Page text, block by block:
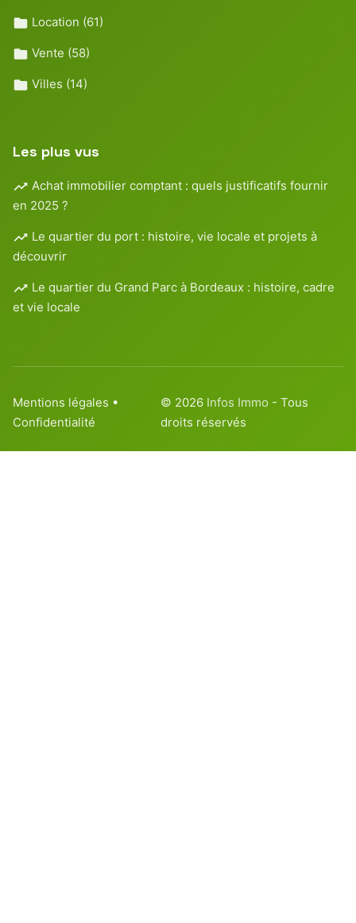
Location (61)
Vente (58)
Villes (14)
Les plus vus
Achat immobilier comptant : quels justificatifs fournir
en 2025 ?
Le quartier du port : histoire, vie locale et projets à
découvrir
Le quartier du Grand Parc à Bordeaux : histoire, cadre
et vie locale
Mentions légales •
Confidentialité
© 2026 Infos Immo - Tous
droits réservés